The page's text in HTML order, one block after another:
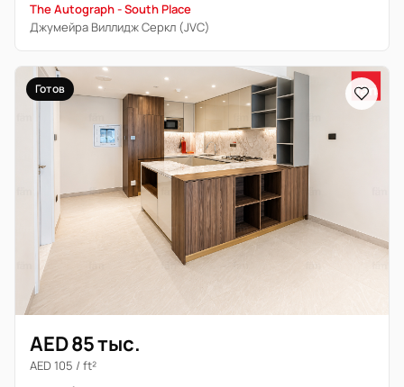
The Autograph - South Place
Джумейра Виллидж Серкл (JVC)
Готов
AED 85 тыс.
AED 105 / ft²